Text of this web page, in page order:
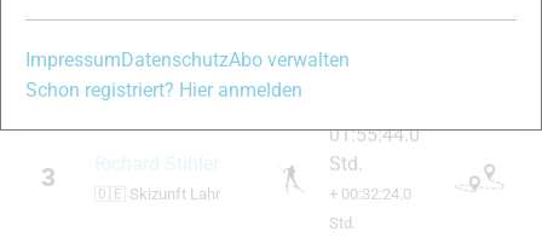
🇦🇹WSV Ramsau
Std.
+ 00:15:36.0
3 Richard Stihler
🇩🇪 Skizunft Lahr
01:55:44.0
Std.
+ 00:32:24.0
Std.
ImpressumDatenschutzAbo verwalten
Schon registriert? Hier anmelden